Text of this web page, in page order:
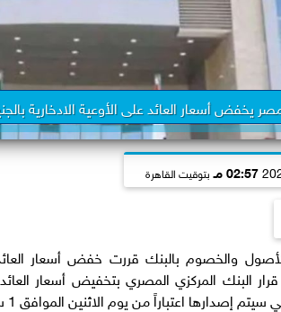
يخفض أسعار العائد على الأوعية الادخارية
02:57 مـ بتوقيت القاهرة
والخصوم بالبنك قررت خفض أسعار العائد
إصدارها اعتباراً من يوم الاثنين الموافق 1 سبتمبر 2025.